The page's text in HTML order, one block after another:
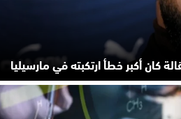
كان أكبر خطأ ارتكبته في مارسيليا